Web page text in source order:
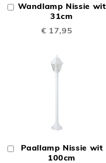
Wandlamp Nissie wit
31cm
€ 17,95
In
Winkelwagen
Paallamp Nissie wit
100cm
In
Winkelwagen